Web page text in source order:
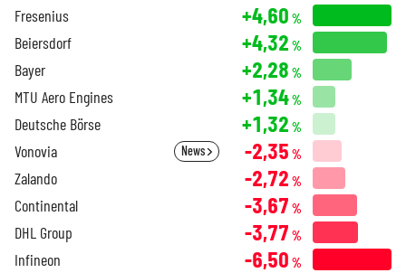
Fresenius +4,60 %
Beiersdorf +4,32 %
Bayer +2,28 %
MTU Aero Engines +1,34%
Deutsche Börse +1,32 %
Vonovia News -2,35 %
Zalando -2,72 %
Continental -3,67 %
DHL Group -3,77 %
Infineon -6,50 %